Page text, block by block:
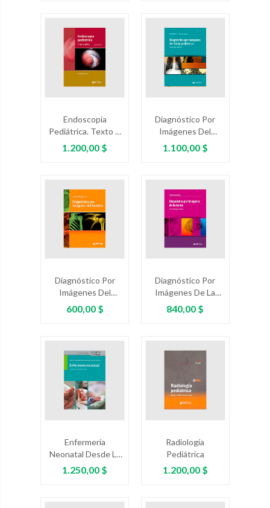
Neonatología
Endoscopía
Pediátrica. Texto Y
Atlas
Precio
1.200,00 $
Diagnóstico Por
Imágenes Del
Tórax Pediátrico
Ed.2
Precio
1.100,00 $
Diagnóstico Por
Imágenes Del
Hombro
Precio
600,00 $
Diagnóstico Por
Imágenes De La
Mama. Un Enfoque
Clínico
Precio
840,00 $
Enfermería
Neonatal Desde La
Experiencia
Precio
1.250,00 $
Radiología
Pediátrica
Precio
1.200,00 $